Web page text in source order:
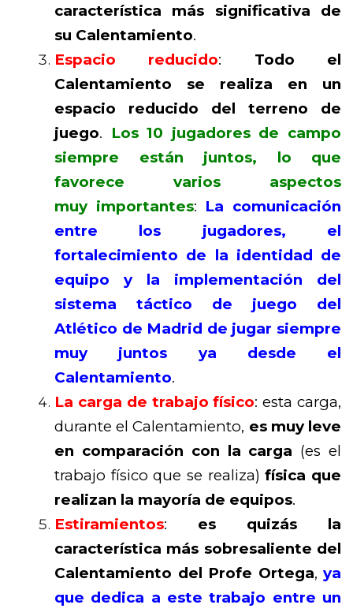
característica más significativa de
su Calentamiento.
Espacio reducido: Todo el
Calentamiento se realiza en un
espacio reducido del terreno de
juego.
Los 10 jugadores de campo
siempre están juntos, lo que
favorece varios aspectos
muy importantes: La comunicación
entre los jugadores, el
fortalecimiento de la identidad de
equipo y la implementación del
sistema táctico de juego del
Atlético de Madrid de jugar siempre
muy juntos ya desde el
Calentamiento.
La carga de trabajo físico: esta carga,
durante el Calentamiento, es muy leve
en comparación con la carga (es el
trabajo físico que se realiza)física que
realizan la mayoría de equipos.
Estiramientos: es quizás la
característica más sobresaliente del
Calentamiento del Profe Ortega, ya
que dedica a este trabajo entre un